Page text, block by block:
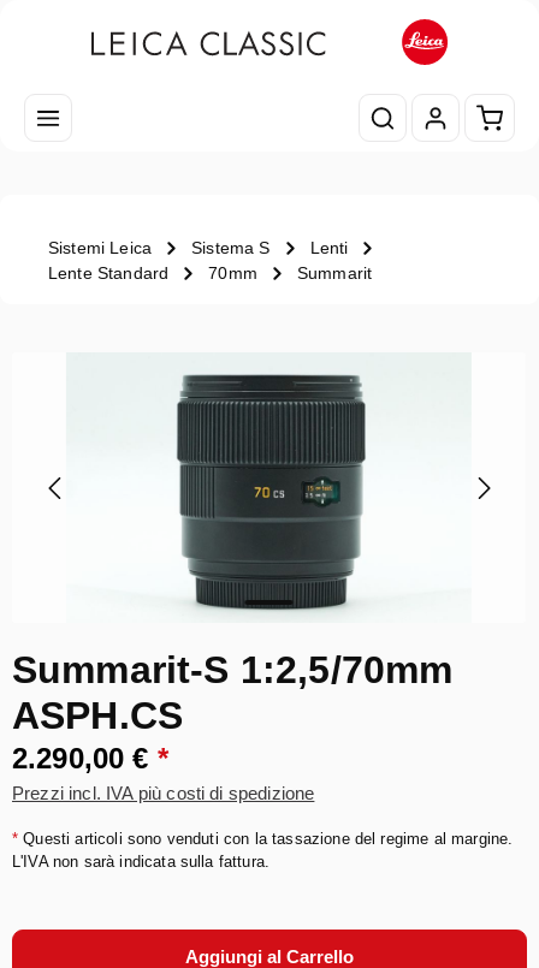
Il
Sistemi Leica Sistema S
Lenti
Lente Standard
70mm Summarit
Summarit-S 1:2,5/70mm
ASPH.CS
2.290,00 € *
Prezzi incl. IVA più costi di spedizione
* Questi articoli sono venduti con la tassazione del regime al margine.
L'IVA non sarà indicata sulla fattura.
Aggiungi al Carrello